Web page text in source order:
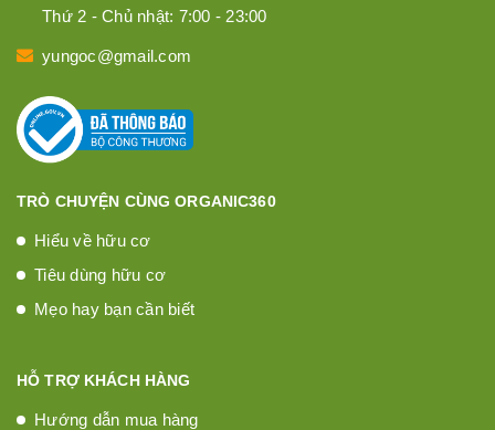
Thứ 2 - Chủ nhật: 7:00 - 23:00
yungoc@gmail.com
TRÒ CHUYỆN CÙNG ORGANIC360
Hiểu về hữu cơ
Tiêu dùng hữu cơ
Mẹo hay bạn cần biết
HỖ TRỢ KHÁCH HÀNG
Hướng dẫn mua hàng